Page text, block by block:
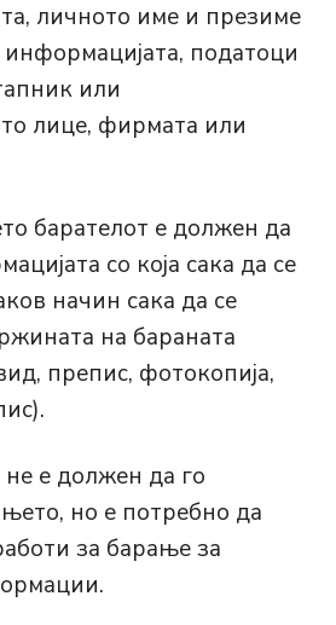
личното име и презиме
информацијата, податоци
или
лице, фирмата или
барателот е должен да
со која сака да се
начин сака да се
на бараната
препис, фотокопија,
е должен да го
но е потребно да
за барање за